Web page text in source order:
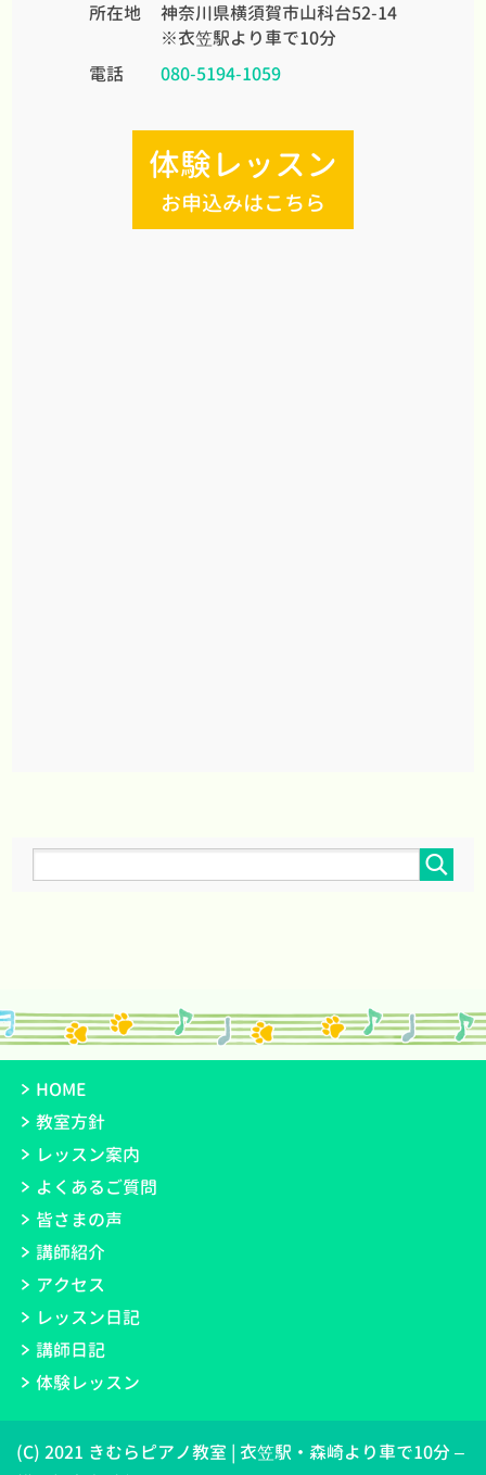
所在地
神奈川県横須賀市山科台52-14
※衣笠駅より車で10分
電話
080-5194-1059
体験レッスン
お申込みはこちら
HOME
教室方針
レッスン案内
よくあるご質問
皆さまの声
講師紹介
アクセス
レッスン日記
講師日記
体験レッスン
(C) 2021 きむらピアノ教室 | 衣笠駅・森崎より車で10分 –